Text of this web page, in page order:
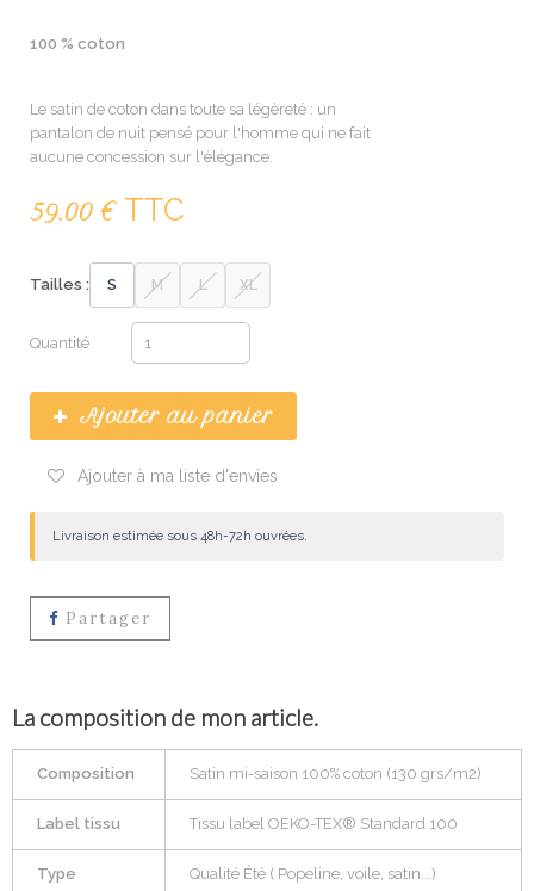
100 % coton
Le satin de coton dans toute sa légèreté : un
pantalon de nuit pensé pour l'homme qui ne fait
aucune concession sur l'élégance.
59.00 €TTC
Tailles : S M L XL
Quantité
Ajouter au panier
Ajouter à ma liste d'envies
Livraison estimée sous 48h-72h ouvrées.
Partager
La composition de mon article.
Composition Satin mi-saison 100% coton (130 grs/m2)
Label tissu Tissu label OEKO-TEX® Standard 100
Type Qualité Été ( Popeline, voile, satin...)